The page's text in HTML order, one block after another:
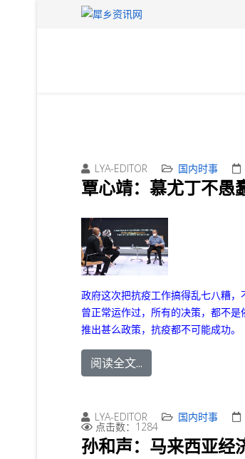
LYA-EDITOR 国内时事
覃心靖：慕尤丁不愚
政府这次把抗疫工作搞得乱七八糟
曾正常运作过，所有的决策，都不是
推出甚么政策，抗疫都不可能成功。
阅读全文...
LYA-EDITOR 国内时事
点击数：1284
孙和声：马来西亚经